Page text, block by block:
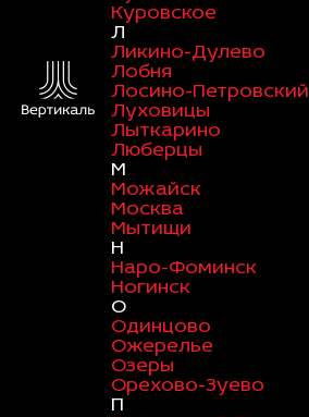
Куровское
Л
Ликино-Дулево
Лобня
Лосино-Петровский
Луховицы
Лыткарино
Люберцы
М
Можайск
Москва
Мытищи
Н
Наро-Фоминск
Ногинск
О
Одинцово
Ожерелье
Озеры
Орехово-Зуево
П